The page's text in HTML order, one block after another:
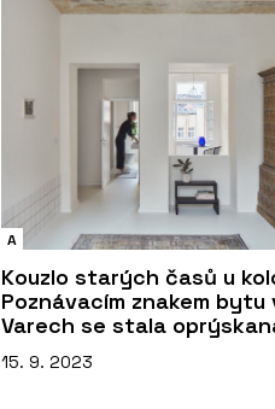
A
Kouzlo starých časů u
Poznávacím znakem bytu
Varech se stala
15. 9. 2023